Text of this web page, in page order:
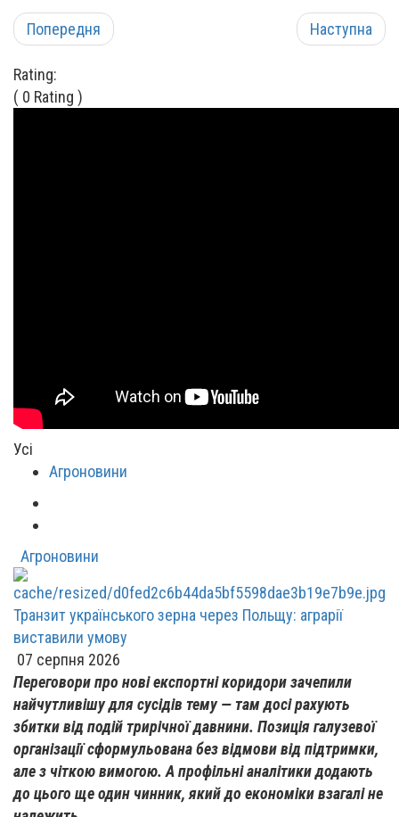
Попередня Наступна
Rating:
( 0 Rating )
Усі
Агроновини
Агроновини
Транзит українського зерна через Польщу: аграрії
виставили умову
07 серпня 2026
Переговори про нові експортні коридори зачепили
найчутливішу для сусідів тему — там досі рахують
збитки від подій трирічної давнини. Позиція галузевої
організації сформульована без відмови від підтримки,
але з чіткою вимогою. А профільні аналітики додають
до цього ще один чинник, який до економіки взагалі не